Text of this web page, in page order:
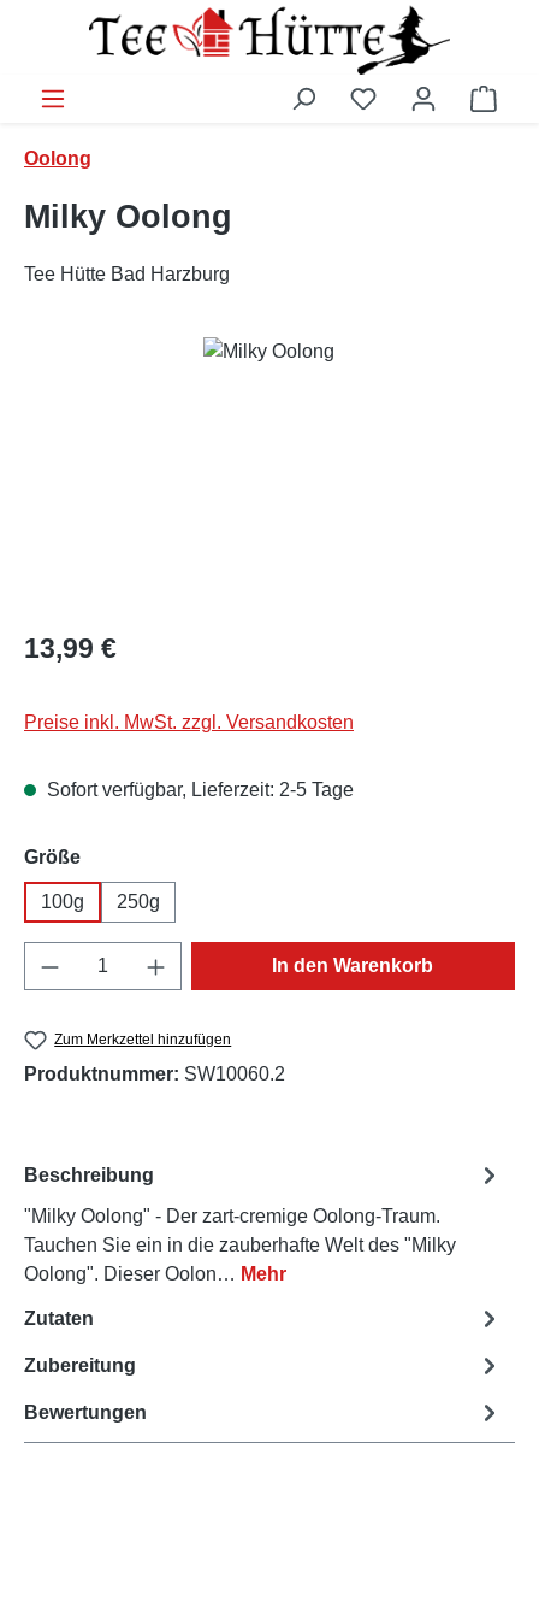
Zum Hauptinhalt springen
Oolong
Milky Oolong
Tee Hütte Bad Harzburg
Bildergalerie überspringen
Regulärer Preis:
13,99 €
Preise inkl. MwSt. zzgl. Versandkosten
Sofort verfügbar, Lieferzeit: 2-5 Tage
Größeauswählen
100g 250g
Produkt Anzahl: Gib den gewünschten
In den Warenkorb
Zum Merkzettel hinzufügen
Produktnummer: SW10060.2
Beschreibung
"Milky Oolong" - Der zart-cremige Oolong-Traum.
Tauchen Sie ein in die zauberhafte Welt des "Milky
Oolong". Dieser Oolon… Mehr
Zutaten
Zubereitung
Bewertungen